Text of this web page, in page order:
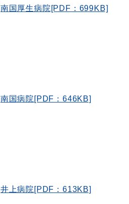
南国厚生病院[PDF：699KB]
南国病院[PDF：646KB]
井上病院[PDF：613KB]